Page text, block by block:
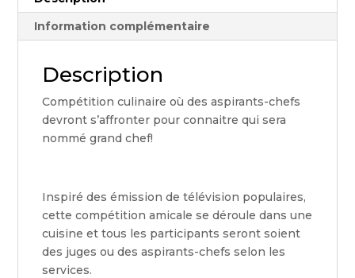
Information complémentaire
Description
Compétition culinaire où des aspirants-chefs
devront s’affronter pour connaitre qui sera
nommé grand chef!
Inspiré des émission de télévision populaires,
cette compétition amicale se déroule dans une
cuisine et tous les participants seront soient
des juges ou des aspirants-chefs selon les
services.